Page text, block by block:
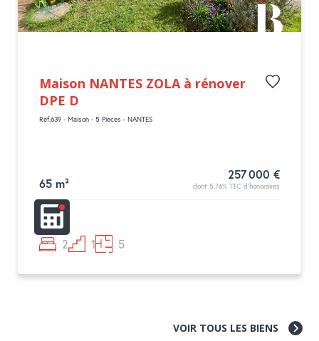
Maison NANTES ZOLA à rénover
DPE D
Réf.639 - Maison - 5 Pièces - NANTES
65 m²
257 000 €
dont 5.76% TTC d'honoraires
2 1 5
VOIR TOUS LES BIENS